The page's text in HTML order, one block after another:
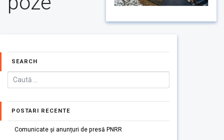
SEARCH
POSTARI RECENTE
Comunicate și anunțuri de presă PNRR